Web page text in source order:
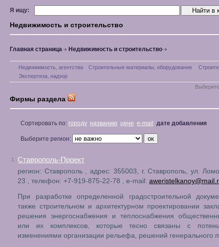
Я ищу:
Недвижимость и строительство
Главная страница Недвижимость и строительство
Недвижимость, агентства Строительные материалы, оборудование
Экспертиза, надзор
Фирмы раздела
Сортировать по: городу названию цене e-mail дате добавления
Выберите регион:
1. Ставрополь-Проект
регион: Ставрополь , адрес: 355003, г. Ставрополь, ул.
23 , телефон: +7-919-875-22-78 , e-mail:
При разработке определенной градостроительной
также строительном и архитектурном проектировании
решения энергоснабжения и теплоснабжения
или их комплексов, которые тесно связаны с
изменениями организации рельефа, решений генерального